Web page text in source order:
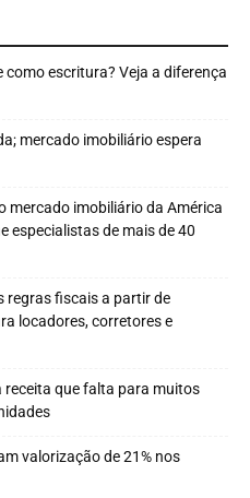
como escritura? Veja a diferença
mercado imobiliário espera
mercado imobiliário da América
especialistas de mais de 40
regras fiscais a partir de
locadores, corretores e
receita que falta para muitos
valorização de 21% nos